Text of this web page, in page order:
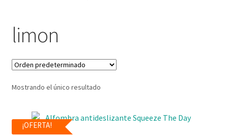
Secciones
Ofertas
Novedades
Lista de deseos
limon
Mostrando el único resultado
¡OFERTA!